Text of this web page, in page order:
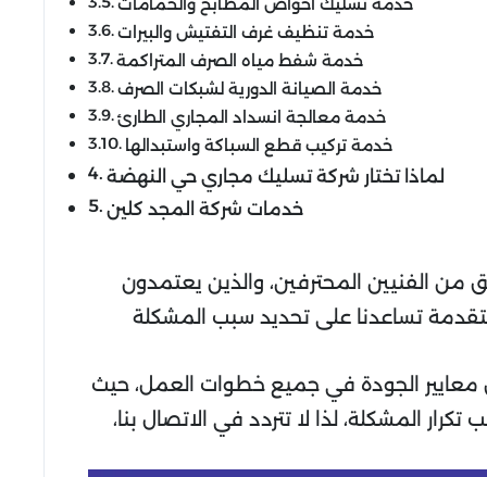
خدمة تسليك أحواض المطابخ والحمامات
خدمة تنظيف غرف التفتيش والبيرات
خدمة شفط مياه الصرف المتراكمة
خدمة الصيانة الدورية لشبكات الصرف
خدمة معالجة انسداد المجاري الطارئ
خدمة تركيب قطع السباكة واستبدالها
لماذا تختار شركة تسليك مجاري حي النهضة
خدمات شركة المجد كلين
الفنيين المحترفين، والذين يعتمدون
تساعدنا على تحديد سبب المشكلة
معايير الجودة في جميع خطوات العمل، حيث
المشكلة، لذا لا تتردد في الاتصال بنا،